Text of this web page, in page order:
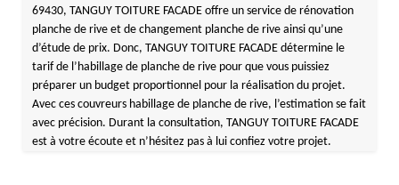
69430, TANGUY TOITURE FACADE offre un service de rénovation
planche de rive et de changement planche de rive ainsi qu’une
d’étude de prix. Donc, TANGUY TOITURE FACADE détermine le
tarif de l’habillage de planche de rive pour que vous puissiez
préparer un budget proportionnel pour la réalisation du projet.
Avec ces couvreurs habillage de planche de rive, l’estimation se fait
avec précision. Durant la consultation, TANGUY TOITURE FACADE
est à votre écoute et n’hésitez pas à lui confiez votre projet.